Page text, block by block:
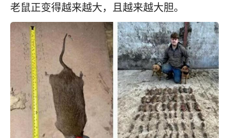
老鼠正变得越来越大，且越来越大胆。